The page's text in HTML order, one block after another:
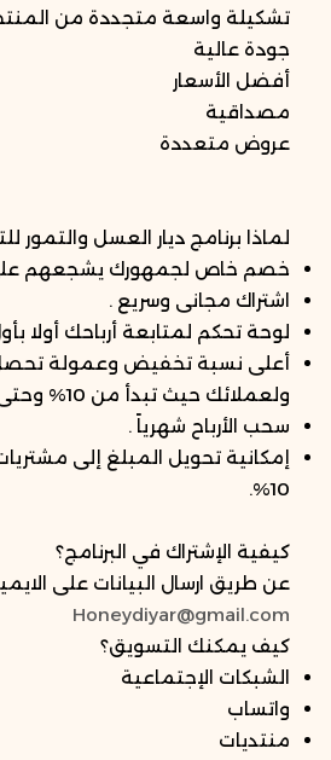
تشكيلة واسعة متجددة من
جودة عالية
أفضل الأسعار
مصداقية
عروض متعددة
لماذا برنامج ديار العسل والتمور
خصم خاص لجمهورك يشجعهم على
اشتراك مجانى وسريع .
لوحة تحكم لمتابعة أرباحك أولا
أعلى نسبة تخفيض وعمولة
ولعملائك حيث تبدأ من 10% وحتى 20%.
سحب الأرباح شهرياً .
إمكانية تحويل المبلغ إلى
10%.
كيفية الإشتراك في البرنامج؟
عن طريق ارسال البيانات على
Honeydiyar@gmail.com
كيف يمكنك التسويق؟
الشبكات الإجتماعية
واتساب
منتديات